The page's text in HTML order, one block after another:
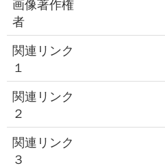
者
関連リンク
１
関連リンク
２
関連リンク
３